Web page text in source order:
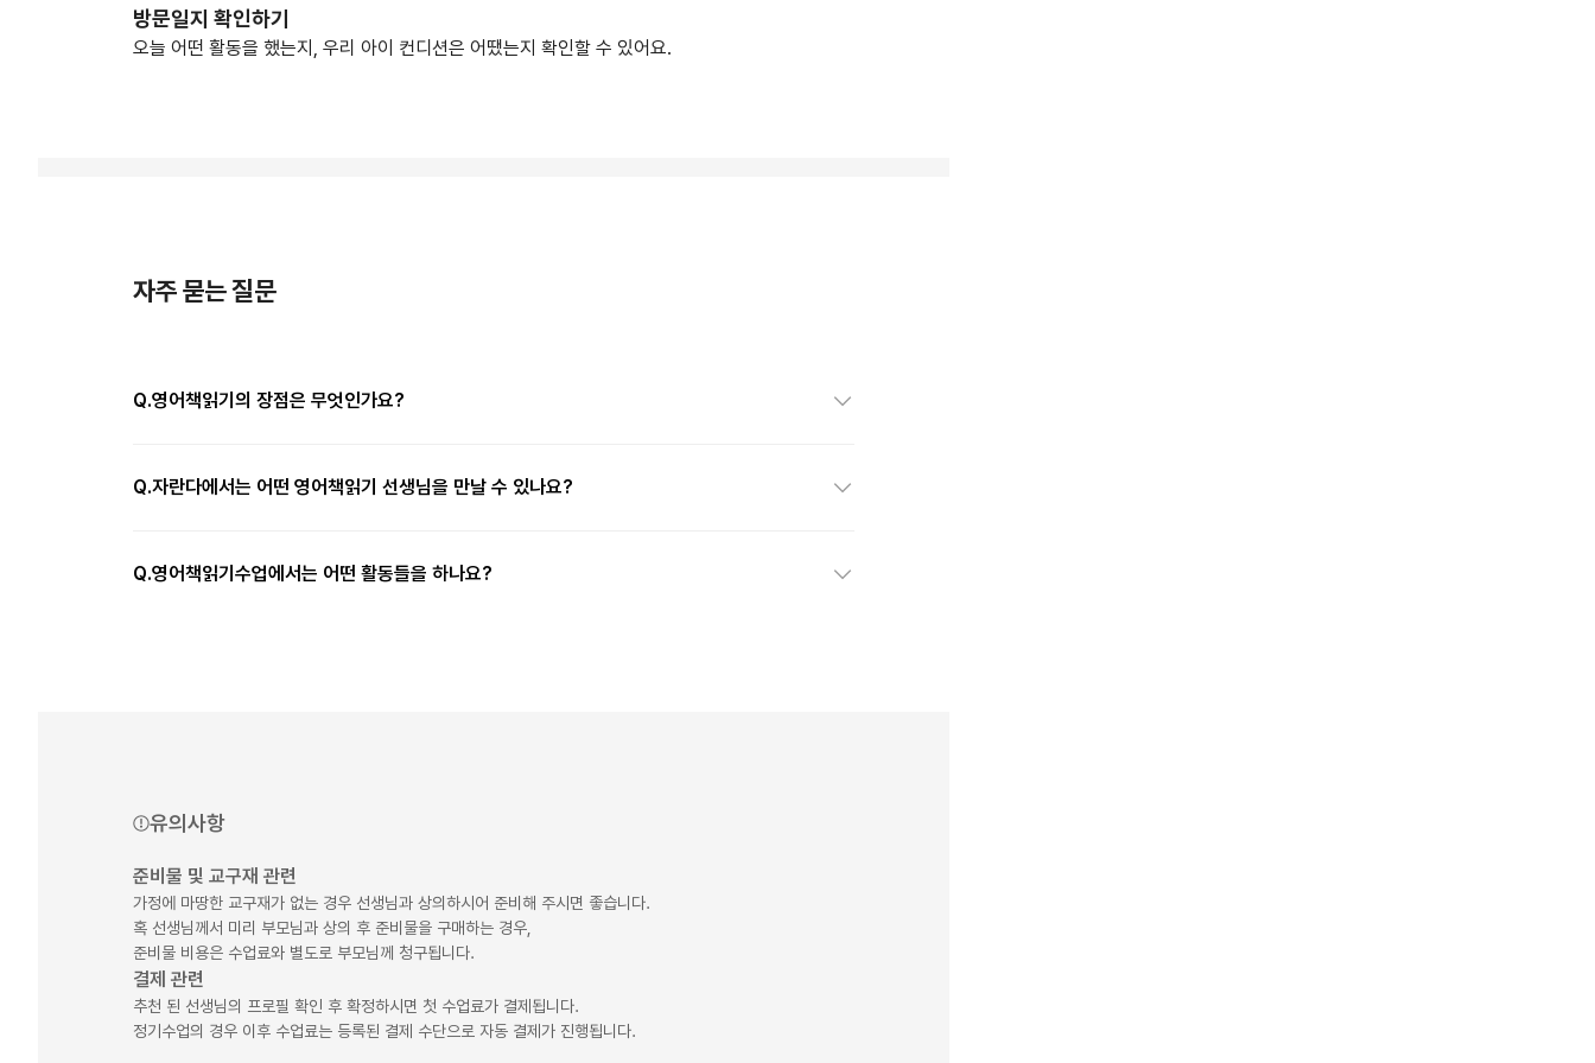
방문일지 확인하기
오늘 어떤 활동을 했는지, 우리 아이 컨디션은 어땠는지 확인할 수 있어요.
자주 묻는 질문
Q.영어책읽기의 장점은 무엇인가요?
Q.자란다에서는 어떤 영어책읽기 선생님을 만날 수 있나요?
Q.영어책읽기수업에서는 어떤 활동들을 하나요?
유의사항
준비물 및 교구재 관련
가정에 마땅한 교구재가 없는 경우 선생님과 상의하시어 준비해 주시면 좋습니다.
혹 선생님께서 미리 부모님과 상의 후 준비물을 구매하는 경우,
준비물 비용은 수업료와 별도로 부모님께 청구됩니다.
결제 관련
추천 된 선생님의 프로필 확인 후 확정하시면 첫 수업료가 결제됩니다.
정기수업의 경우 이후 수업료는 등록된 결제 수단으로 자동 결제가 진행됩니다.